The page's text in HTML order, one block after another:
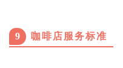
9 咖啡店服务标准